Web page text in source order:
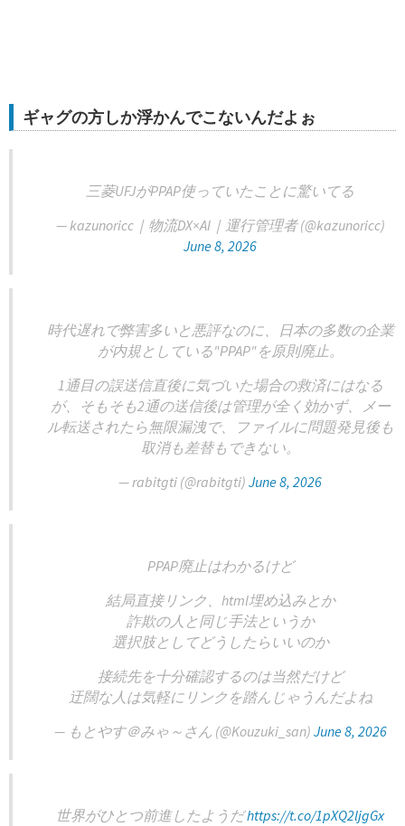
ギャグの方しか浮かんでこないんだよぉ
三菱UFJがPPAP使っていたことに驚いてる
— kazunoricc｜物流DX×AI｜運行管理者 (@kazunoricc)
June 8, 2026
時代遅れで弊害多いと悪評なのに、日本の多数の企業
が内規としている"PPAP"を原則廃止。
1通目の誤送信直後に気づいた場合の救済にはなる
が、そもそも2通の送信後は管理が全く効かず、メー
ル転送されたら無限漏洩で、ファイルに問題発見後も
取消も差替もできない。
— rabitgti (@rabitgti) June 8, 2026
PPAP廃止はわかるけど
結局直接リンク、html埋め込みとか
詐欺の人と同じ手法というか
選択肢としてどうしたらいいのか
接続先を十分確認するのは当然だけど
迂闊な人は気軽にリンクを踏んじゃうんだよね
— もとやす＠みゃ～さん (@Kouzuki_san) June 8, 2026
世界がひとつ前進したようだhttps://t.co/1pXQ2ljgGx